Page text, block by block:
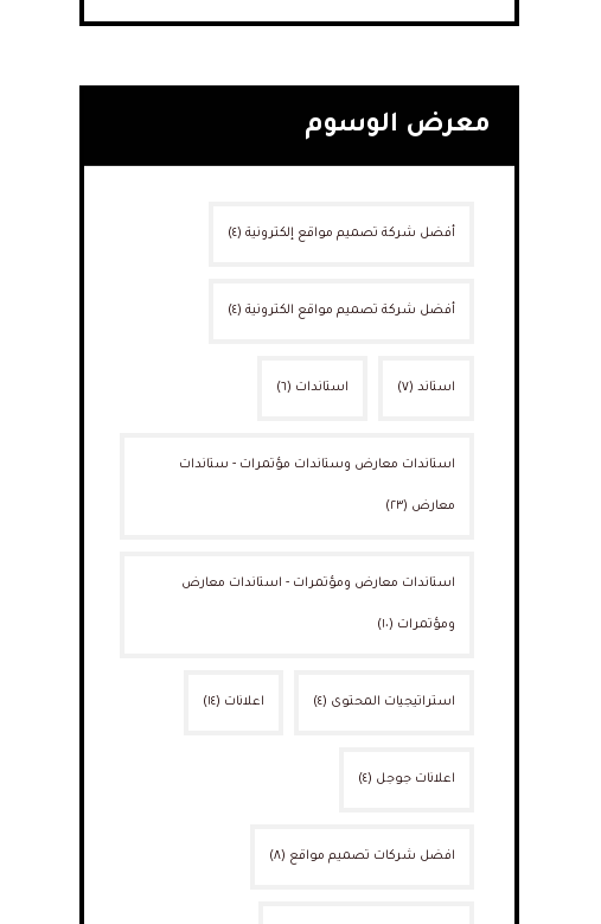
معرض الوسوم
أفضل شركة تصميم مواقع إلكترونية(٤)
أفضل شركة تصميم مواقع الكترونية(٤)
استاند(٧) استاندات (٦)
استاندات معارض وستاندات مؤتمرات - ستاندات
معارض (٢٣)
استاندات معارض ومؤتمرات - استاندات معارض
ومؤتمرات (١٠)
استراتيجيات المحتوى (٤) اعلانات (١٤)
اعلانات جوجل (٤)
افضل شركات تصميم مواقع (٨)